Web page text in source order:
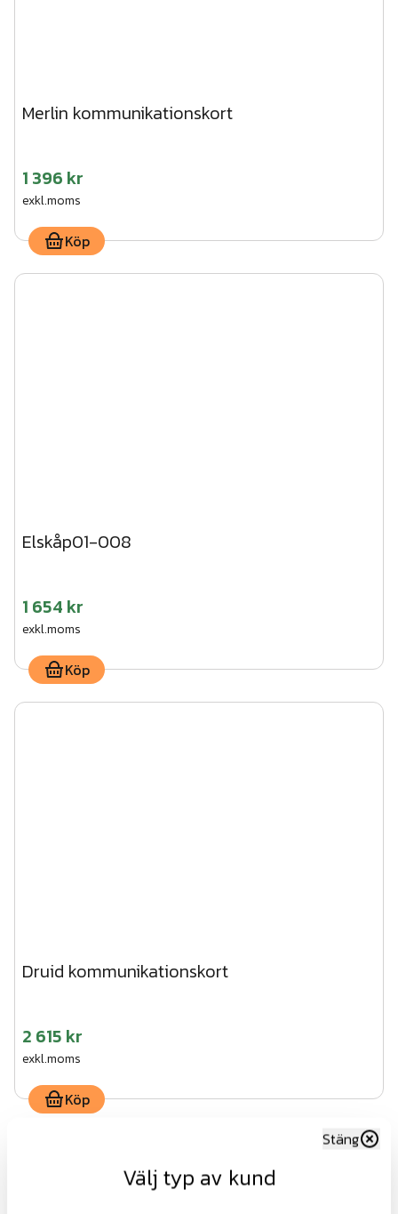
Merlin kommunikationskort
1 396 kr
exkl.moms
Köp
Elskåp01-008
1 654 kr
exkl.moms
Köp
Druid kommunikationskort
2 615 kr
exkl.moms
Köp
Välj typ av kund
Stäng